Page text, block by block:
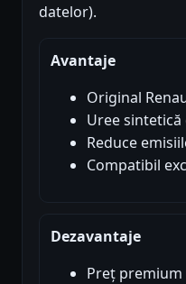
datelor).
Avantaje
Original
Uree
Reduce
Compatibil
Dezavantaje
Preț